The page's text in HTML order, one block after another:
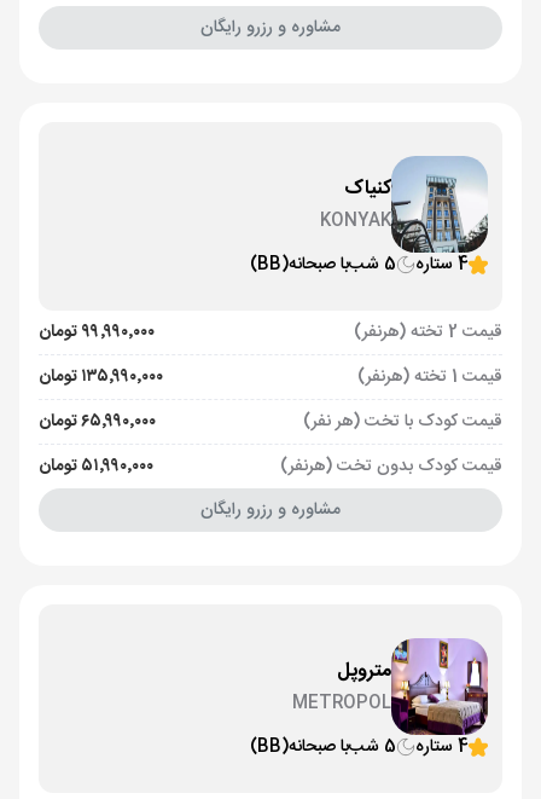
مشاوره و رزرو رایگان
کنیاک
KONYAK
4 ستاره
5 شب با صبحانه(BB)
قیمت 2 تخته (هرنفر)
۹۹٬۹۹۰٬۰۰۰ تومان
قیمت 1 تخته (هرنفر)
۱۳۵٬۹۹۰٬۰۰۰ تومان
قیمت کودک با تخت (هر نفر)
۶۵٬۹۹۰٬۰۰۰ تومان
قیمت کودک بدون تخت (هرنفر)
۵۱٬۹۹۰٬۰۰۰ تومان
مشاوره و رزرو رایگان
متروپل
METROPOL
4 ستاره
5 شب با صبحانه(BB)